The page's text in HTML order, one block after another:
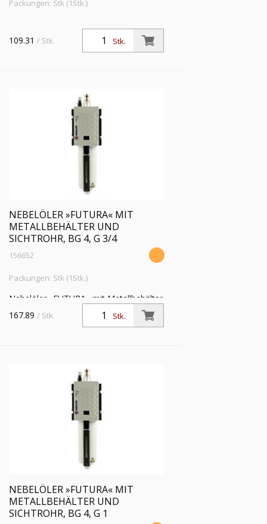
Packungen: Stk (1Stk.)
Stk.
109.31 / Stk.
NEBELÖLER »FUTURA« MIT
METALLBEHÄLTER UND
SICHTROHR, BG 4, G 3/4
156652
Packungen: Stk (1Stk.)
Nebelöler »FUTURA« mit Metallbehälter
und Sichtrohr, BG 4, G 3/4,
Eingangsdruck max. 16 bar,
Stk.
167.89 / Stk.
NEBELÖLER »FUTURA« MIT
METALLBEHÄLTER UND
SICHTROHR, BG 4, G 1